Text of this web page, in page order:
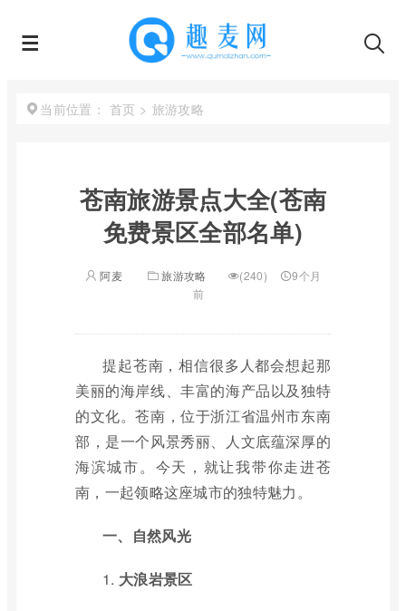
当前位置： 首页 > 旅游攻略
苍南旅游景点大全(苍南
免费景区全部名单)
阿麦 旅游攻略 (240)
9个月
前
提起苍南，相信很多人都会想起那
美丽的海岸线、丰富的海产品以及独特
的文化。苍南，位于浙江省温州市东南
部，是一个风景秀丽、人文底蕴深厚的
海滨城市。今天，就让我带你走进苍
南，一起领略这座城市的独特魅力。
一、自然风光
1. 大浪岩景区